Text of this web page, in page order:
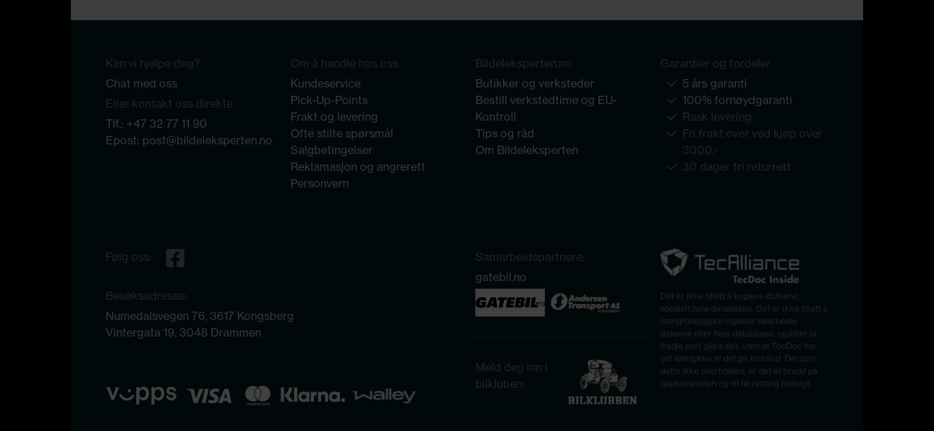
Kan vi hjelpe deg?
Chat med oss
Eller kontakt oss direkte
Tlf.: +47 32 77 11 90
Epost: post@bildeleksperten.no
Om å handle hos oss
Kundeservice
Pick-Up-Points
Frakt og levering
Ofte stilte spørsmål
Salgbetingelser
Reklamasjon og angrerett
Personvern
Bildeleksperten.no
Butikker og verksteder
Bestill verkstedtime og EU-
Kontroll
Tips og råd
Om Bildeleksperten
Garantier og fordeler
5 års garanti
100% fornøydgaranti
Rask levering
Fri frakt over ved kjøp over
3000,-
30 dager fri returrett
Følg oss:
Besøksadresse:
Numedalsvegen 76, 3617 Kongsberg
Vintergata 19, 3048 Drammen
Samarbeidspartnere:
gatebil.no
Meld deg inn i
bilkluben:
Det er ikke tillatt å kopiere dataene,
spesielt hele databasen. Det er ikke tillatt å
mangfoldiggjøre og/eller bearbeide
dataene eller hele databasen, og/eller la
tredje part gjøre det, uten at TecDoc har
gitt samtykke til det på forhånd. Dersom
dette ikke overholdes, er det et brudd på
opphavsretten og vil bli rettslig forfulgt.